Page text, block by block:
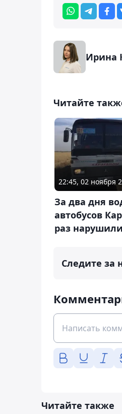
Ирина
Читайте
22:45, 02 ноября
За два дня
автобусов
раз
Следите за
Читайте также